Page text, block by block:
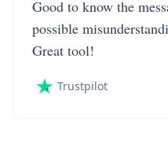
Good to know the
possible
Great tool!
Trustpilot